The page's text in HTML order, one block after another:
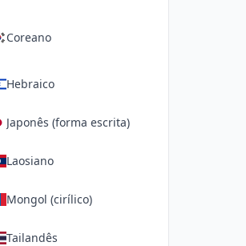
Coreano
Hebraico
Japonês (forma escrita)
Laosiano
Mongol (cirílico)
Tailandês